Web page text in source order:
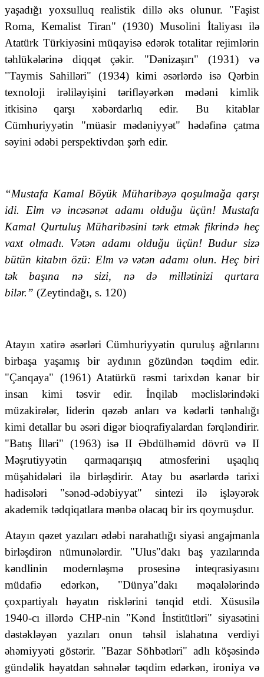
yaşadığı yoxsulluq realistik dillə əks olunur. "Faşist
Roma, Kemalist Tiran" (1930) Musolini İtaliyası ilə
Atatürk Türkiyəsini müqayisə edərək totalitar rejimlərin
təhlükələrinə diqqət çəkir. "Dənizaşırı" (1931) və
"Taymis Sahilləri" (1934) kimi əsərlərdə isə Qərbin
texnoloji irəliləyişini tərifləyərkən mədəni kimlik
itkisinə qarşı xəbərdarlıq edir. Bu kitablar
Cümhuriyyətin "müasir mədəniyyət" hədəfinə çatma
səyini ədəbi perspektivdən şərh edir.
“Mustafa Kamal Böyük Müharibəyə qoşulmağa qarşı
idi. Elm və incəsənət adamı olduğu üçün! Mustafa
Kamal Qurtuluş Müharibəsini tərk etmək fikrində heç
vaxt olmadı. Vətən adamı olduğu üçün! Budur sizə
bütün kitabın özü: Elm və vətən adamı olun. Heç biri
tək başına nə sizi, nə də millətinizi qurtara
bilər.” (Zeytindağı, s. 120)
Atayın xatirə əsərləri Cümhuriyyətin quruluş ağrılarını
birbaşa yaşamış bir aydının gözündən təqdim edir.
"Çanqaya" (1961) Atatürkü rəsmi tarixdən kənar bir
insan kimi təsvir edir. İnqilab məclislərindəki
müzakirələr, liderin qəzəb anları və kədərli tənhalığı
kimi detallar bu əsəri digər bioqrafiyalardan fərqləndirir.
"Batış İlləri" (1963) isə II Əbdülhəmid dövrü və II
Məşrutiyyətin qarmaqarışıq atmosferini uşaqlıq
müşahidələri ilə birləşdirir. Atay bu əsərlərdə tarixi
hadisələri "sənəd-ədəbiyyat" sintezi ilə işləyərək
akademik tədqiqatlara mənbə olacaq bir irs qoymuşdur.
Atayın qəzet yazıları ədəbi narahatlığı siyasi angajmanla
birləşdirən nümunələrdir. "Ulus"dakı baş yazılarında
kəndlinin modernləşmə prosesinə inteqrasiyasını
müdafiə edərkən, "Dünya"dakı məqalələrində
çoxpartiyalı həyatın risklərini tənqid etdi. Xüsusilə
1940-cı illərdə CHP-nin "Kənd İnstitütləri" siyasətini
dəstəkləyən yazıları onun təhsil islahatına verdiyi
əhəmiyyəti göstərir. "Bazar Söhbətləri" adlı köşəsində
gündəlik həyatdan səhnələr təqdim edərkən, ironiya və